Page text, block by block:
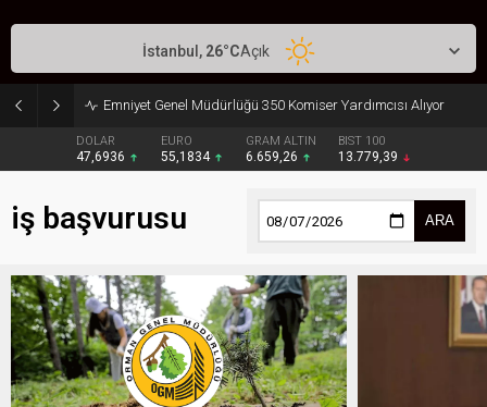
Emniyet Genel Müdürlüğü 350 Komiser Yardımcısı Alıyor
DOLAR
47,6936
EURO
55,1834
GRAM ALTIN
6.659,26
BIST 100
13.779,39
İstanbul, 26°CAçık
iş başvurusu ARA